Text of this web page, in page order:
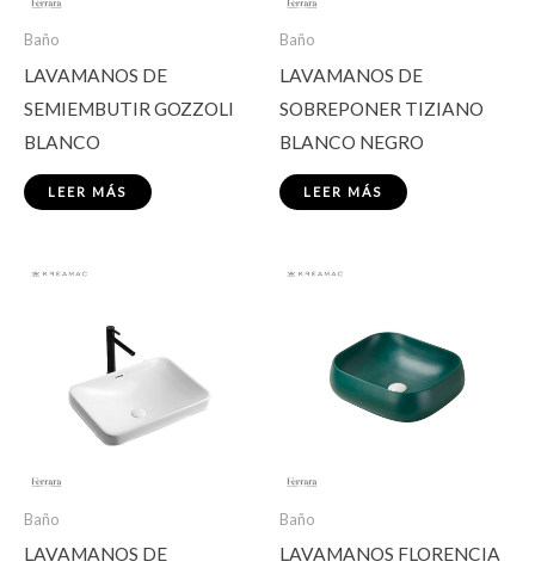
Baño
LAVAMANOS DE
SEMIEMBUTIR GOZZOLI
BLANCO
LEER MÁS
Baño
LAVAMANOS DE
SOBREPONER TIZIANO
BLANCO NEGRO
LEER MÁS
Baño
LAVAMANOS DE
Baño
LAVAMANOS FLORENCIA